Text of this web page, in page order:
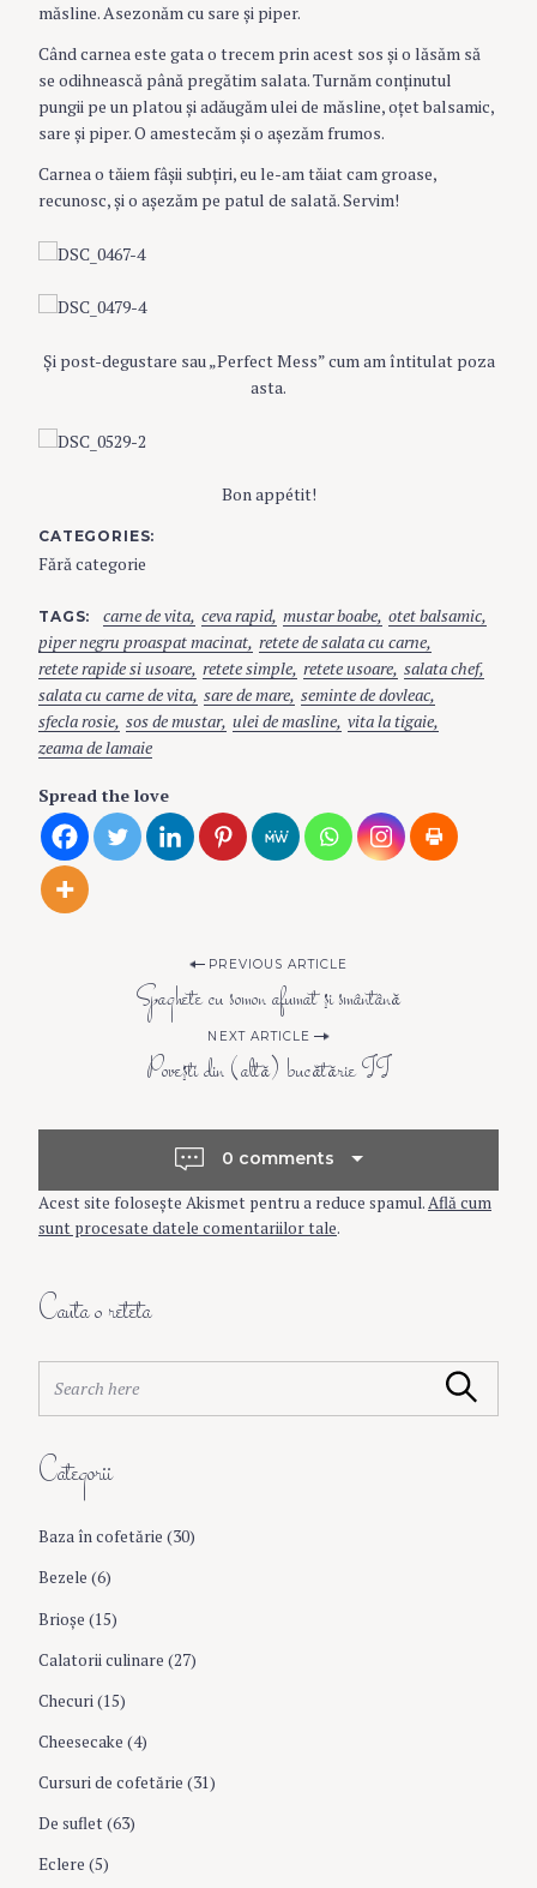
măsline. Asezonăm cu sare şi piper.
Când carnea este gata o trecem prin acest sos şi o lăsăm să
se odihnească până pregătim salata. Turnăm conţinutul
pungii pe un platou şi adăugăm ulei de măsline, oţet balsamic,
sare şi piper. O amestecăm şi o aşezăm frumos.
Carnea o tăiem fâşii subţiri, eu le-am tăiat cam groase,
recunosc, şi o aşezăm pe patul de salată. Servim!
Şi post-degustare sau „Perfect Mess” cum am întitulat poza
asta.
Bon appétit!
CATEGORIES
Fără categorie
TAGS carne de vita ceva rapid mustar boabe otet balsamic
piper negru proaspat macinat retete de salata cu carne
retete rapide si usoare retete simple retete usoare salata chef
salata cu carne de vita sare de mare seminte de dovleac
sfecla rosie sos de mustar ulei de masline vita la tigaie
zeama de lamaie
Spread the love
s
t
n
a
v
i
g
a
t
i
o
n
PREVIOUS ARTICLE
Spaghete cu somon afumat şi smântână
NEXT ARTICLE
Poveşti din (altă) bucătărie II
0 comments
Acest site folosește Akismet pentru a reduce spamul.Află cum
sunt procesate datele comentariilor tale.
Cauta o reteta
a
c
o
r
Search
Categorii
Baza în cofetărie (30)
Bezele (6)
Brioşe (15)
Calatorii culinare (27)
Checuri(15)
Cheesecake (4)
Cursuri de cofetărie (31)
De suflet(63)
Eclere (5)